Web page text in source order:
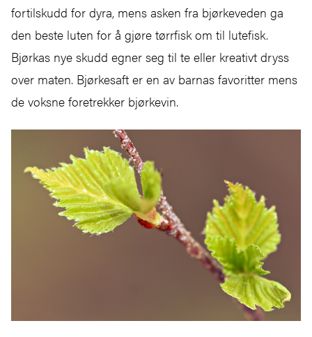
fortilskudd for dyra, mens asken fra bjørkeveden ga
den beste luten for å gjøre tørrfisk om til lutefisk.
Bjørkas nye skudd egner seg til te eller kreativt dryss
over maten. Bjørkesaft er en av barnas favoritter mens
de voksne foretrekker bjørkevin.